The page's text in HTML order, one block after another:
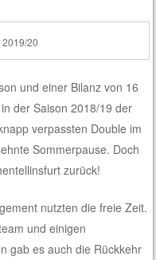
20
und einer Bilanz von 16
der Saison 2018/19 der
verpassten Double im
Sommerpause. Doch
zurück!
nutzten die freie Zeit.
und einigen
gab es auch die Rückkehr